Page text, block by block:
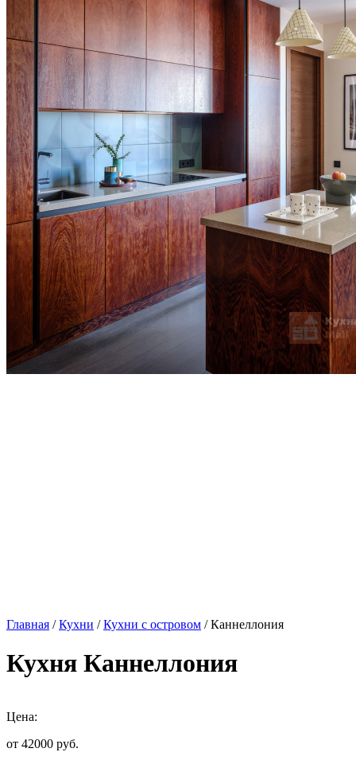
Главная /Кухни /Кухни с островом / Каннеллония
Кухня Каннеллония
Цена:
от 42000 руб.